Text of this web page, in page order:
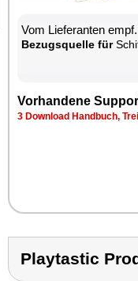
Vom Lie­fe­ran­ten
Be­zugs­quel­le für
Vor­han­de­ne
3 Down­load Hand­buch,
Playtastic